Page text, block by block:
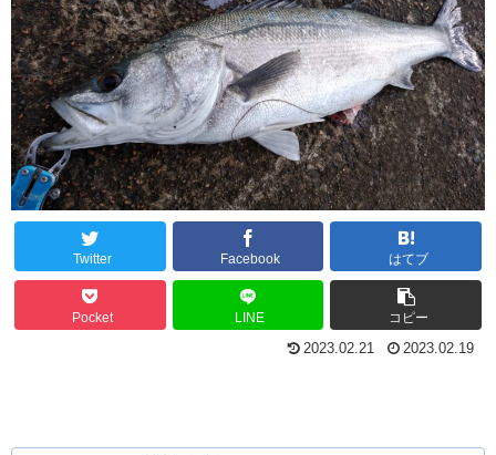
Twitter Facebook はてブ
Pocket LINE コピー
2023.02.21 2023.02.19